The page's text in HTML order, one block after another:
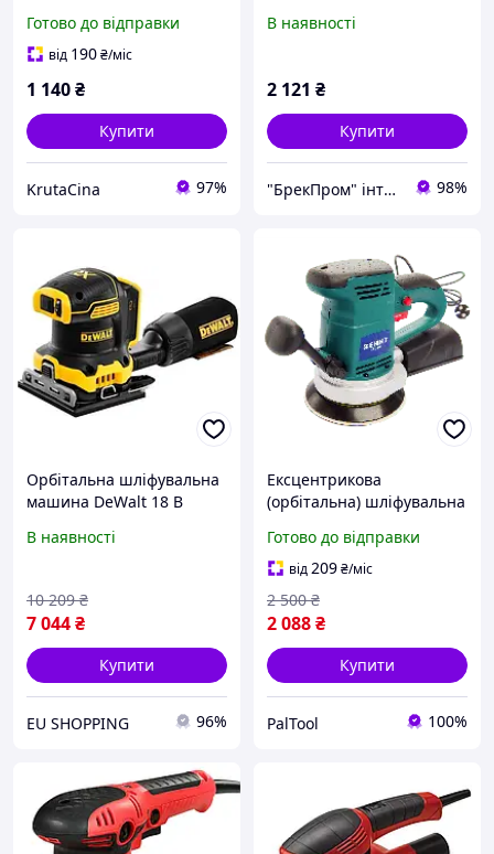
Вт Польща
Готово до відправки
від 190₴/міс
1 140₴
Купити
KrutaCina 97%
В наявності
2 121 ₴
Купити
"БрекПром" інтернет-магазин електроінструменту, продаж, ремонт, обслуговування 98%
Орбітальна шліфувальна
машина DeWalt 18 В
акумулятора та зарядного
(5054905284121)
В наявності
7 044₴
10 209 ₴
Купити
EU SHOPPING 96%
Ексцентрикова
(орбітальна) шліфувальна
2П Профи 125 і 150 мм.
Готово до відправки
від209₴/міс
2 088₴
2 500 ₴
Купити
PalTool 100%